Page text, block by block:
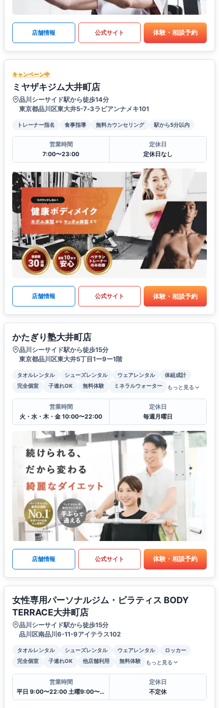
店舗情報 公式サイト 体験・相談予約
キャンペーン中
ミヤザキジム大井町店
品川シーサイド駅から徒歩14分
東京都品川区東大井5-7‐3ラビアンナメキ101
トレーナー指名 食事指導 無料カウンセリング 駅から5分以内
営業時間
7:00〜23:00
定休日
定休日なし
店舗情報 公式サイト 体験・相談予約
かたぎり塾大井町店
品川シーサイド駅から徒歩15分
東京都品川区東大井5丁目1ー9ー1階
タオルレンタル シューズレンタル ウェアレンタル
体組成計
完全個室
子連れOK 無料体験 ミネラルウォーター もっと見る
営業時間
火・水・木・金 10:00〜22:00
定休日
毎週月曜日
店舗情報 公式サイト 体験・相談予約
女性専用パーソナルジム・ピラティス BODY
TERRACE大井町店
品川シーサイド駅から徒歩15分
品川区南品川6-11-9アイテラス102
タオルレンタル シューズレンタル ウェアレンタル
ロッカー
完全個室
子連れOK 他店舗利用 無料体験 もっと見る
営業時間
平日 9:00〜22:00 土曜9:00〜19:00 日・祝 9:00〜18:00
定休日
不定休